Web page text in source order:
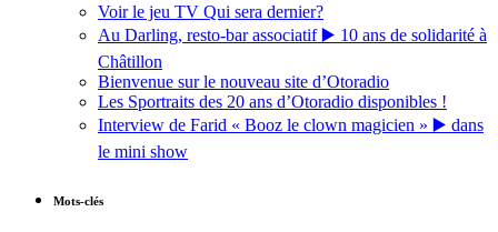
Voir le jeu TV Qui sera dernier?
Au Darling, resto-bar associatif ▶️ 10 ans de solidarité à
Châtillon
Bienvenue sur le nouveau site d’Otoradio
Les Sportraits des 20 ans d’Otoradio disponibles !
Interview de Farid « Booz le clown magicien » ▶️ dans
le mini show
Mots-clés